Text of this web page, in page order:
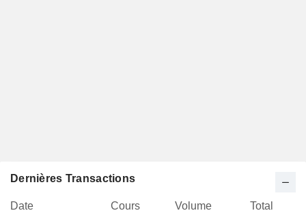
Dernières Transactions
Date Cours Volume
Total